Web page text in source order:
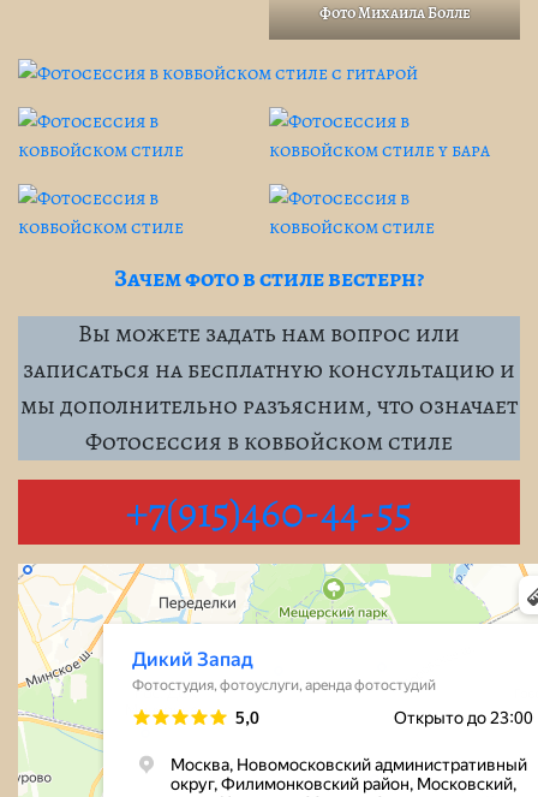
Фото Михаила Болле
Зачем фото в стиле вестерн?
Вы можете задать нам вопрос или
записаться на бесплатную консультацию и
мы дополнительно разъясним, что означает
Фотосессия в ковбойском стиле
+7(915)460-44-55